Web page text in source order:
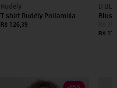
Rudély
T-shirt Rudély Poliamida
Azul
R$ 126,39
D
R$